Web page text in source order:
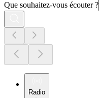
Que souhaitez-vous écouter ?
Radio